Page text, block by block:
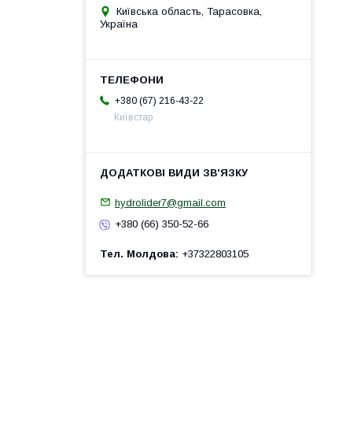
Київська область, Тарасовка,
Україна
+380 (67) 216-43-22
Київстар
hydrolider7@gmail.com
+380 (66) 350-52-66
Тел. Молдова +37322803105